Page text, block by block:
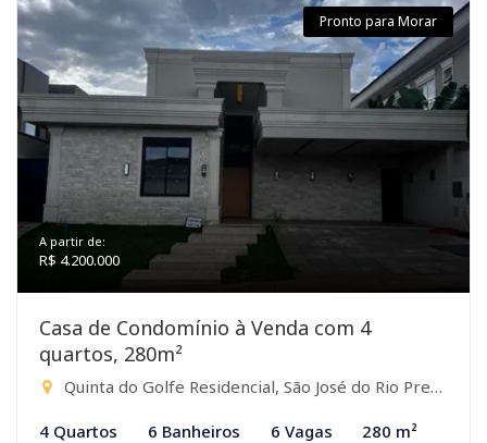
Pronto para Morar
A partir de:
R$ 4.200.000
Casa de Condomínio à Venda com 4
quartos, 280m²
Quinta do Golfe Residencial, São José do Rio Preto-SP
4 Quartos 6 Banheiros 6 Vagas 280 m²